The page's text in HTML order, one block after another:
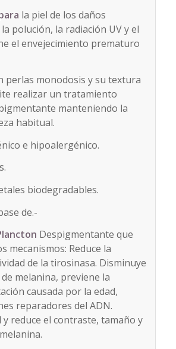
la piel de los daños
polución, la radiación UV y el
el envejecimiento prematuro
perlas monodosis y su textura
realizar un tratamiento
manteniendo la
habitual.
e hipoalergénico.
biodegradables.
de.-
Despigmentante que
mecanismos: Reduce la
de la tirosinasa. Disminuye
melanina, previene la
causada por la edad,
reparadores del ADN.
reduce el contraste, tamaño y